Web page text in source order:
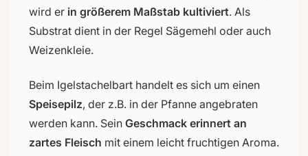
wird er in größerem Maßstab kultiviert. Als
Substrat dient in der Regel Sägemehl oder auch
Weizenkleie.
Beim Igelstachelbart handelt es sich um einen
Speisepilz, der z.B. in der Pfanne angebraten
werden kann. Sein Geschmack erinnert an
zartes Fleisch mit einem leicht fruchtigen Aroma.